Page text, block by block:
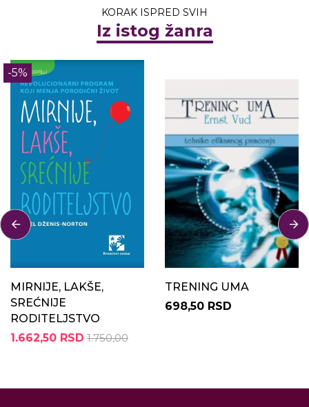
KORAK ISPRED SVIH
Iz istog žanra
-5%
MIRNIJE, LAKŠE,
SREĆNIJE
RODITELJSTVO
1.662,50 RSD 1.750,00
TRENING UMA
698,50 RSD